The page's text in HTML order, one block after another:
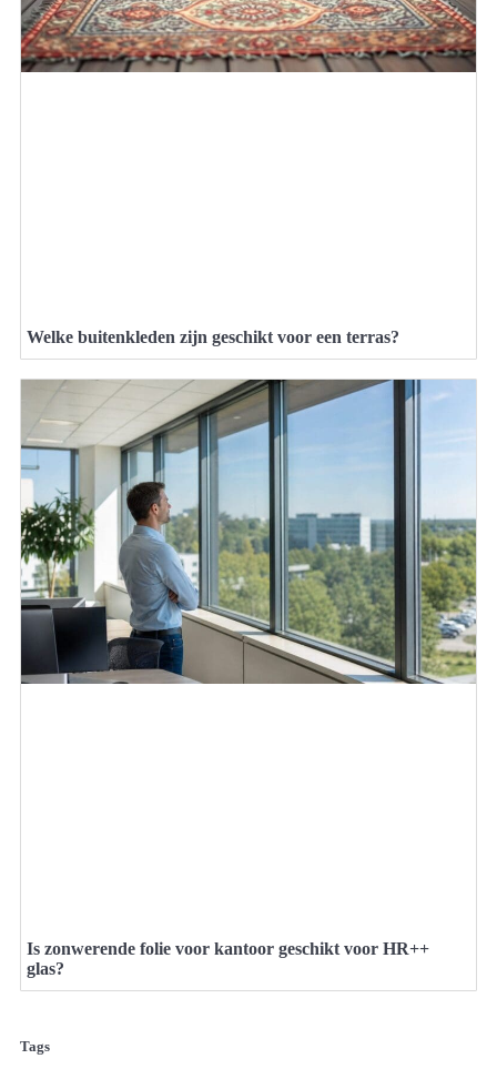
Welke buitenkleden zijn geschikt voor een terras?
Is zonwerende folie voor kantoor geschikt voor HR++
glas?
Tags